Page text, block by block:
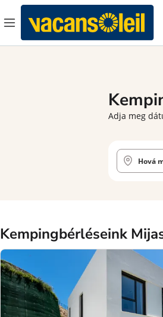
Adja meg
Kempingbérléseink